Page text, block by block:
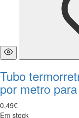
Tubo
por metro
0,49€
Em stock